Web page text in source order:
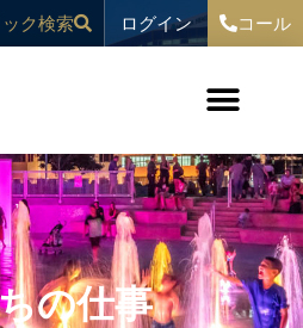
ク検索 ログイン コール
の仕事